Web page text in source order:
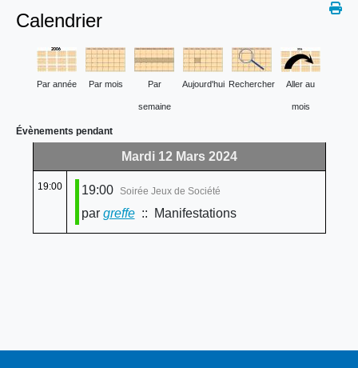
Calendrier
Par année Par mois Par
semaine
Aujourd'hui Rechercher Aller au
mois
Évènements pendant
Mardi 12 Mars 2024
19:00 19:00 Soirée Jeux de Société
par greffe:: Manifestations